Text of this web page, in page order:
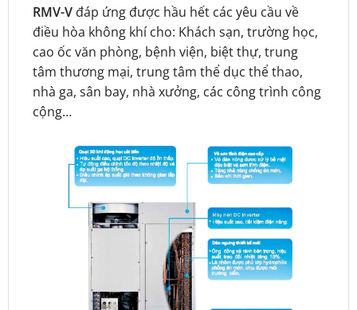
RMV-V đáp ứng được hầu hết các yêu cầu về
điều hòa không khí cho: Khách sạn, trường học,
cao ốc văn phòng, bệnh viện, biệt thự, trung
tâm thương mại, trung tâm thể dục thể thao,
nhà ga, sân bay, nhà xưởng, các công trình công
cộng…